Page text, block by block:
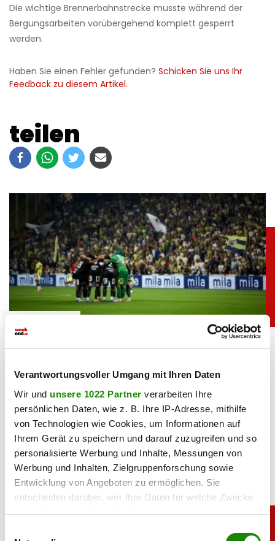
Verantwortungsvoller Umgang mit Ihren Daten
Wir und unsere 1022 Partner verarbeiten Ihre
persönlichen Daten, wie z. B. Ihre IP-Adresse, mithilfe
von Technologien wie Cookies, um Informationen auf
Ihrem Gerät zu speichern und darauf zuzugreifen und so
personalisierte Werbung und Inhalte, Messungen von
Werbung und Inhalten, Zielgruppenforschung sowie
Entwicklung von Angeboten zu ermöglichen. Sie
entscheiden darüber, wer Ihre Daten für welche Zwecke
nutzt. Sie können Ihre Einwilligung jederzeit über die
Die wichtige Brennerbahnstrecke musste während der
Bergungsarbeiten vorübergehend komplett gesperrt
werden.
Haben Sie einen Fehler gefunden? Schicken Sie uns Ihr
Feedback zu diesem Artikel.
teilen
Bei Sturm-Spiel: ORF-Panne sorgt für Lacher
06.08.2026 UM 09:36,YUNUS EMRE KURT
Kurioser Patzer im ORF: Kommentator Daniel Warmuth
begrüßte die Zuschauer beim Sturm-Spiel live aus der
„türkischen Hauptstadt” und meinte damit Istanbul.